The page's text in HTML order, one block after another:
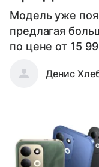
Модель уже
предлагая
по цене от 15
Денис